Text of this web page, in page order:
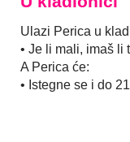
Ulazi Perica u
• Je li mali, imaš li
A Perica će:
• Istegne se i do